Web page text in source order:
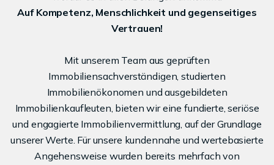
Auf Kompetenz, Menschlichkeit und gegenseitiges
Vertrauen!
Mit unserem Team aus geprüften
Immobiliensachverständigen, studierten
Immobilienökonomen und ausgebildeten
Immobilienkaufleuten, bieten wir eine fundierte, seriöse
und engagierte Immobilienvermittlung, auf der Grundlage
unserer Werte. Für unsere kundennahe und wertebasierte
Angehensweise wurden bereits mehrfach von